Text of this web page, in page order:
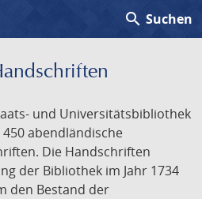
search Suchen
und Universitätsbibliothek
abendländische
Die Handschriften
der Bibliothek im Jahr 1734
den Bestand der